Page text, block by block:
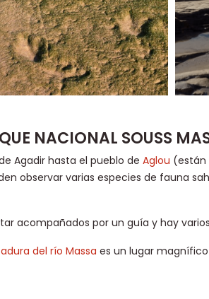
NACIONAL SOUSS
Agadir hasta el pueblo de Aglou (están
observar varias especies de fauna
acompañados por un guía y hay
del río Massa es un lugar